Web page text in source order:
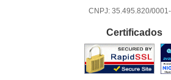
CNPJ: 35.495.820/
Certificados